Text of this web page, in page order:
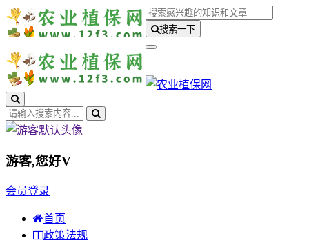
搜索一下
游客,您好V
会员登录
首页
政策法规